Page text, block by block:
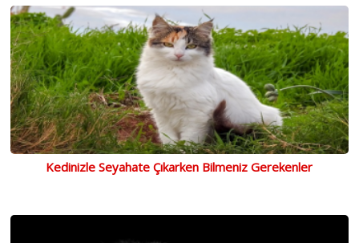
Kedinizle Seyahate Çıkarken Bilmeniz Gerekenler